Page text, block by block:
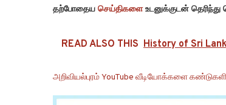
தற்போதைய செய்திகளைஉடனுக்குடன்
READ ALSO THIS History of Sri
அறிவியல்புரம் YouTube வீடியோக்களை